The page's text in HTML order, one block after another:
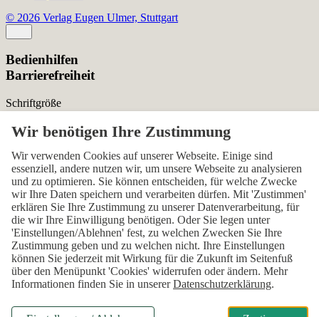
© 2026 Verlag Eugen Ulmer, Stuttgart
Bedienhilfen
Barrierefreiheit
Schriftgröße
Normal Zurücksetzen
Kontrast
Normal Hoch Normal
Menü sichtbar
Ja Nein Ja
Über den ersten Skip-Link der Seite „Barrierefreiheits-
Einstellungen“ können Sie das Menü jederzeit wieder einblenden.
Einstellungen
Wir verwenden Cookies auf unserer Webseite. Einige sind
essenziell, andere nutzen wir, um unsere Webseite zu analysieren
und zu optimieren. Sie können entscheiden, für welche Zwecke
wir Ihre Daten speichern und verarbeiten dürfen. Mit 'Zustimmen'
erklären Sie Ihre Zustimmung zu unserer Datenverarbeitung, für
die wir Ihre Einwilligung benötigen. Oder Sie legen unter
'Einstellungen/Ablehnen' fest, zu welchen Zwecken Sie Ihre
Zustimmung geben und zu welchen nicht. Ihre Einstellungen
können Sie jederzeit mit Wirkung für die Zukunft im Seitenfuß
über den Menüpunkt 'Cookies' widerrufen oder ändern. Mehr
Informationen finden Sie in unsererDatenschutzerklärung.